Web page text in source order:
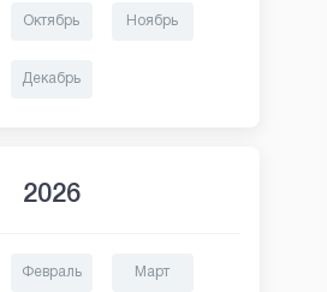
Октябрь Ноябрь
Декабрь
2026
Февраль Март